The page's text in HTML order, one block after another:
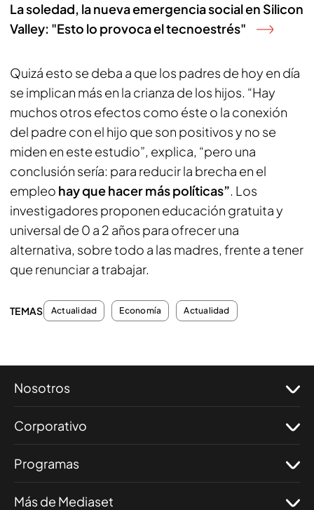
La soledad, la nueva emergencia social en Silicon
Valley: "Esto lo provoca el tecnoestrés"
Quizá esto se deba a que los padres de hoy en día
se implican más en la crianza de los hijos. “Hay
muchos otros efectos como éste o la conexión
del padre con el hijo que son positivos y no se
miden en este estudio”, explica, “pero una
conclusión sería: para reducir la brecha en el
empleo hay que hacer más políticas”. Los
investigadores proponen educación gratuita y
universal de 0 a 2 años para ofrecer una
alternativa, sobre todo a las madres, frente a tener
que renunciar a trabajar.
TEMAS Actualidad Economía Actualidad
Nosotros
Corporativo
Programas
Más de Mediaset